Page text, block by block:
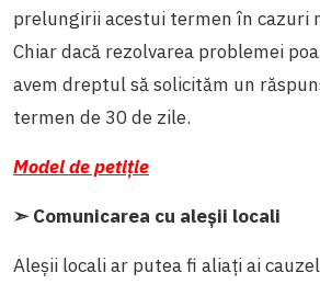
prelungirii acestui termen în cazuri
Chiar dacă rezolvarea problemei
avem dreptul să solicităm un
termen de 30 de zile.
Model de petiție
➣ Comunicarea cu aleșii locali
Aleșii locali ar putea fi aliați ai